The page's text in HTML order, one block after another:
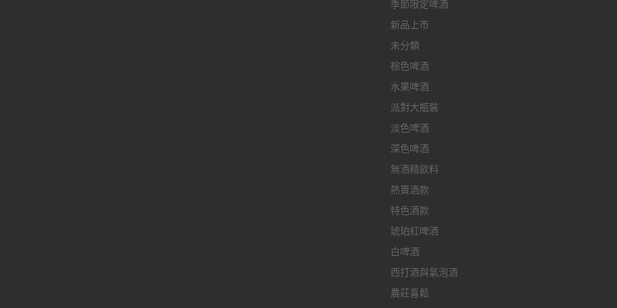
季節限定啤酒
新品上市
未分類
棕色啤酒
水果啤酒
派對大瓶裝
淡色啤酒
深色啤酒
無酒精飲料
熱賣酒款
特色酒款
琥珀紅啤酒
白啤酒
西打酒與氣泡酒
農莊喜鬆